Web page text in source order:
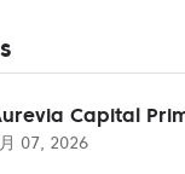
Capital
07, 2026